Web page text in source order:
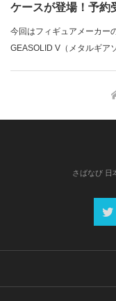
ケースが登場！予約
今回はフィギュアメーカー
GEASOLID V（メタルギア
さばなび 日